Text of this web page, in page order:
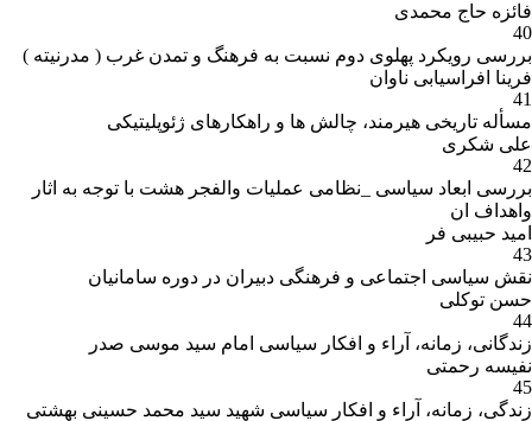
فائزه حاج محمدی
40
بررسی رویکرد پهلوی دوم نسبت به فرهنگ و تمدن غرب ( مدرنیته )
فرینا افراسیابی ناوان
41
مسأله تاریخی هیرمند، چالش ها و راهکارهای ژئوپلیتیکی
علی شکری
42
بررسی ابعاد سیاسی _نظامی عملیات والفجر هشت با توجه به اثار
واهداف ان
امید حبیبی فر
43
نقش سیاسی اجتماعی و فرهنگی دبیران در دوره سامانیان
حسن توکلی
44
زندگانی، زمانه، آراء و افکار سیاسی امام سید موسی صدر
نفیسه رحمتی
45
زندگی، زمانه، آراء و افکار سیاسی شهید سید محمد حسینی بهشتی